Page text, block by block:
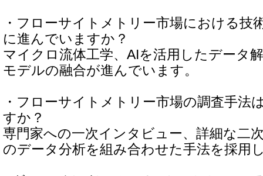
・フローサイトメトリー市場における技
に進んでいますか？
マイクロ流体工学、AIを活用したデータ
モデルの融合が進んでいます。
・フローサイトメトリー市場の調査手法
すか？
専門家への一次インタビュー、詳細な二
のデータ分析を組み合わせた手法を採用